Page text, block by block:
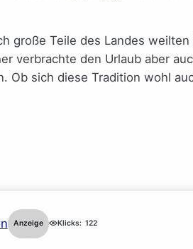
große Teile des Landes
verbrachte den Urlaub aber
sich diese Tradition wohl
Anzeige Klicks: 122